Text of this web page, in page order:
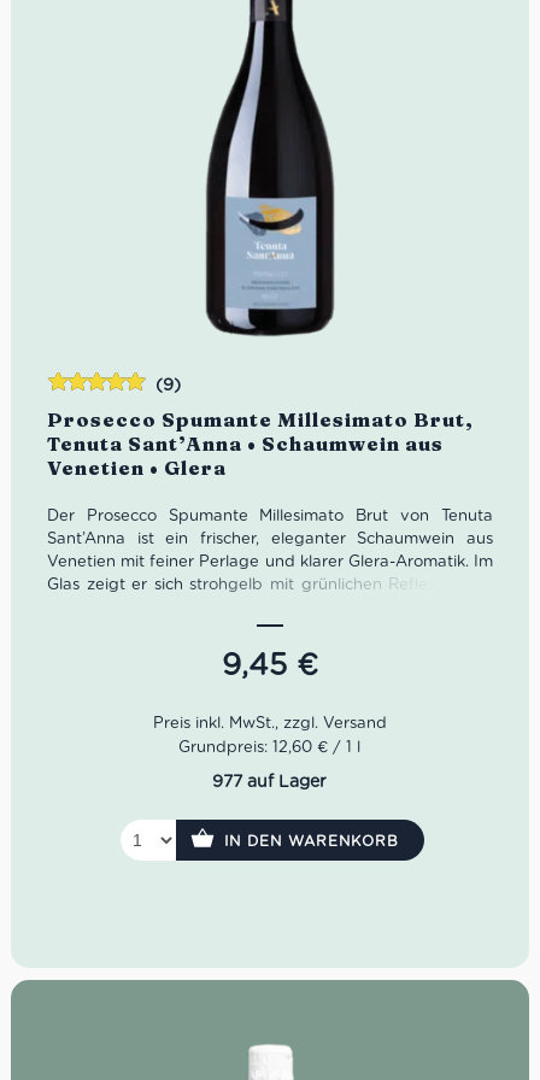
Prosecco Spumante Millesimato Brut,
Tenuta Sant’Anna • Schaumwein aus
Venetien • Glera
(9)
Der Prosecco Spumante Millesimato Brut von Tenuta
Sant’Anna ist ein frischer, eleganter Schaumwein aus
Venetien mit feiner Perlage und klarer Glera-Aromatik. Im
Glas zeigt er sich strohgelb mit grünlichen Reflexen und
floralen Noten. Ein lebendiger italienischer Prosecco Brut
– perfekt als Aperitif, zu Antipasti, Fischgerichten, Risotto
und allen Momenten, die ein bisschen mehr Glanz
Farbe: Strohgelb mit grünlichen Reflexen
Geschmack: frisch, fruchtig, lebhaft perlend, elegant
Idealer Versandkarton: 21 Flaschen
9,45 €
mit5.00von
5
Grundpreis: 12,60 € / 1 l
977 auf Lager
IN DEN WARENKORB